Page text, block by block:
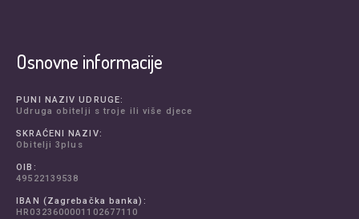
Osnovne informacije
PUNI NAZIV UDRUGE:
Udruga obitelji s troje ili više djece
SKRAĆENI NAZIV:
Obitelji 3plus
OIB:
49522139538
IBAN (Zagrebačka banka):
HR0323600001102677110